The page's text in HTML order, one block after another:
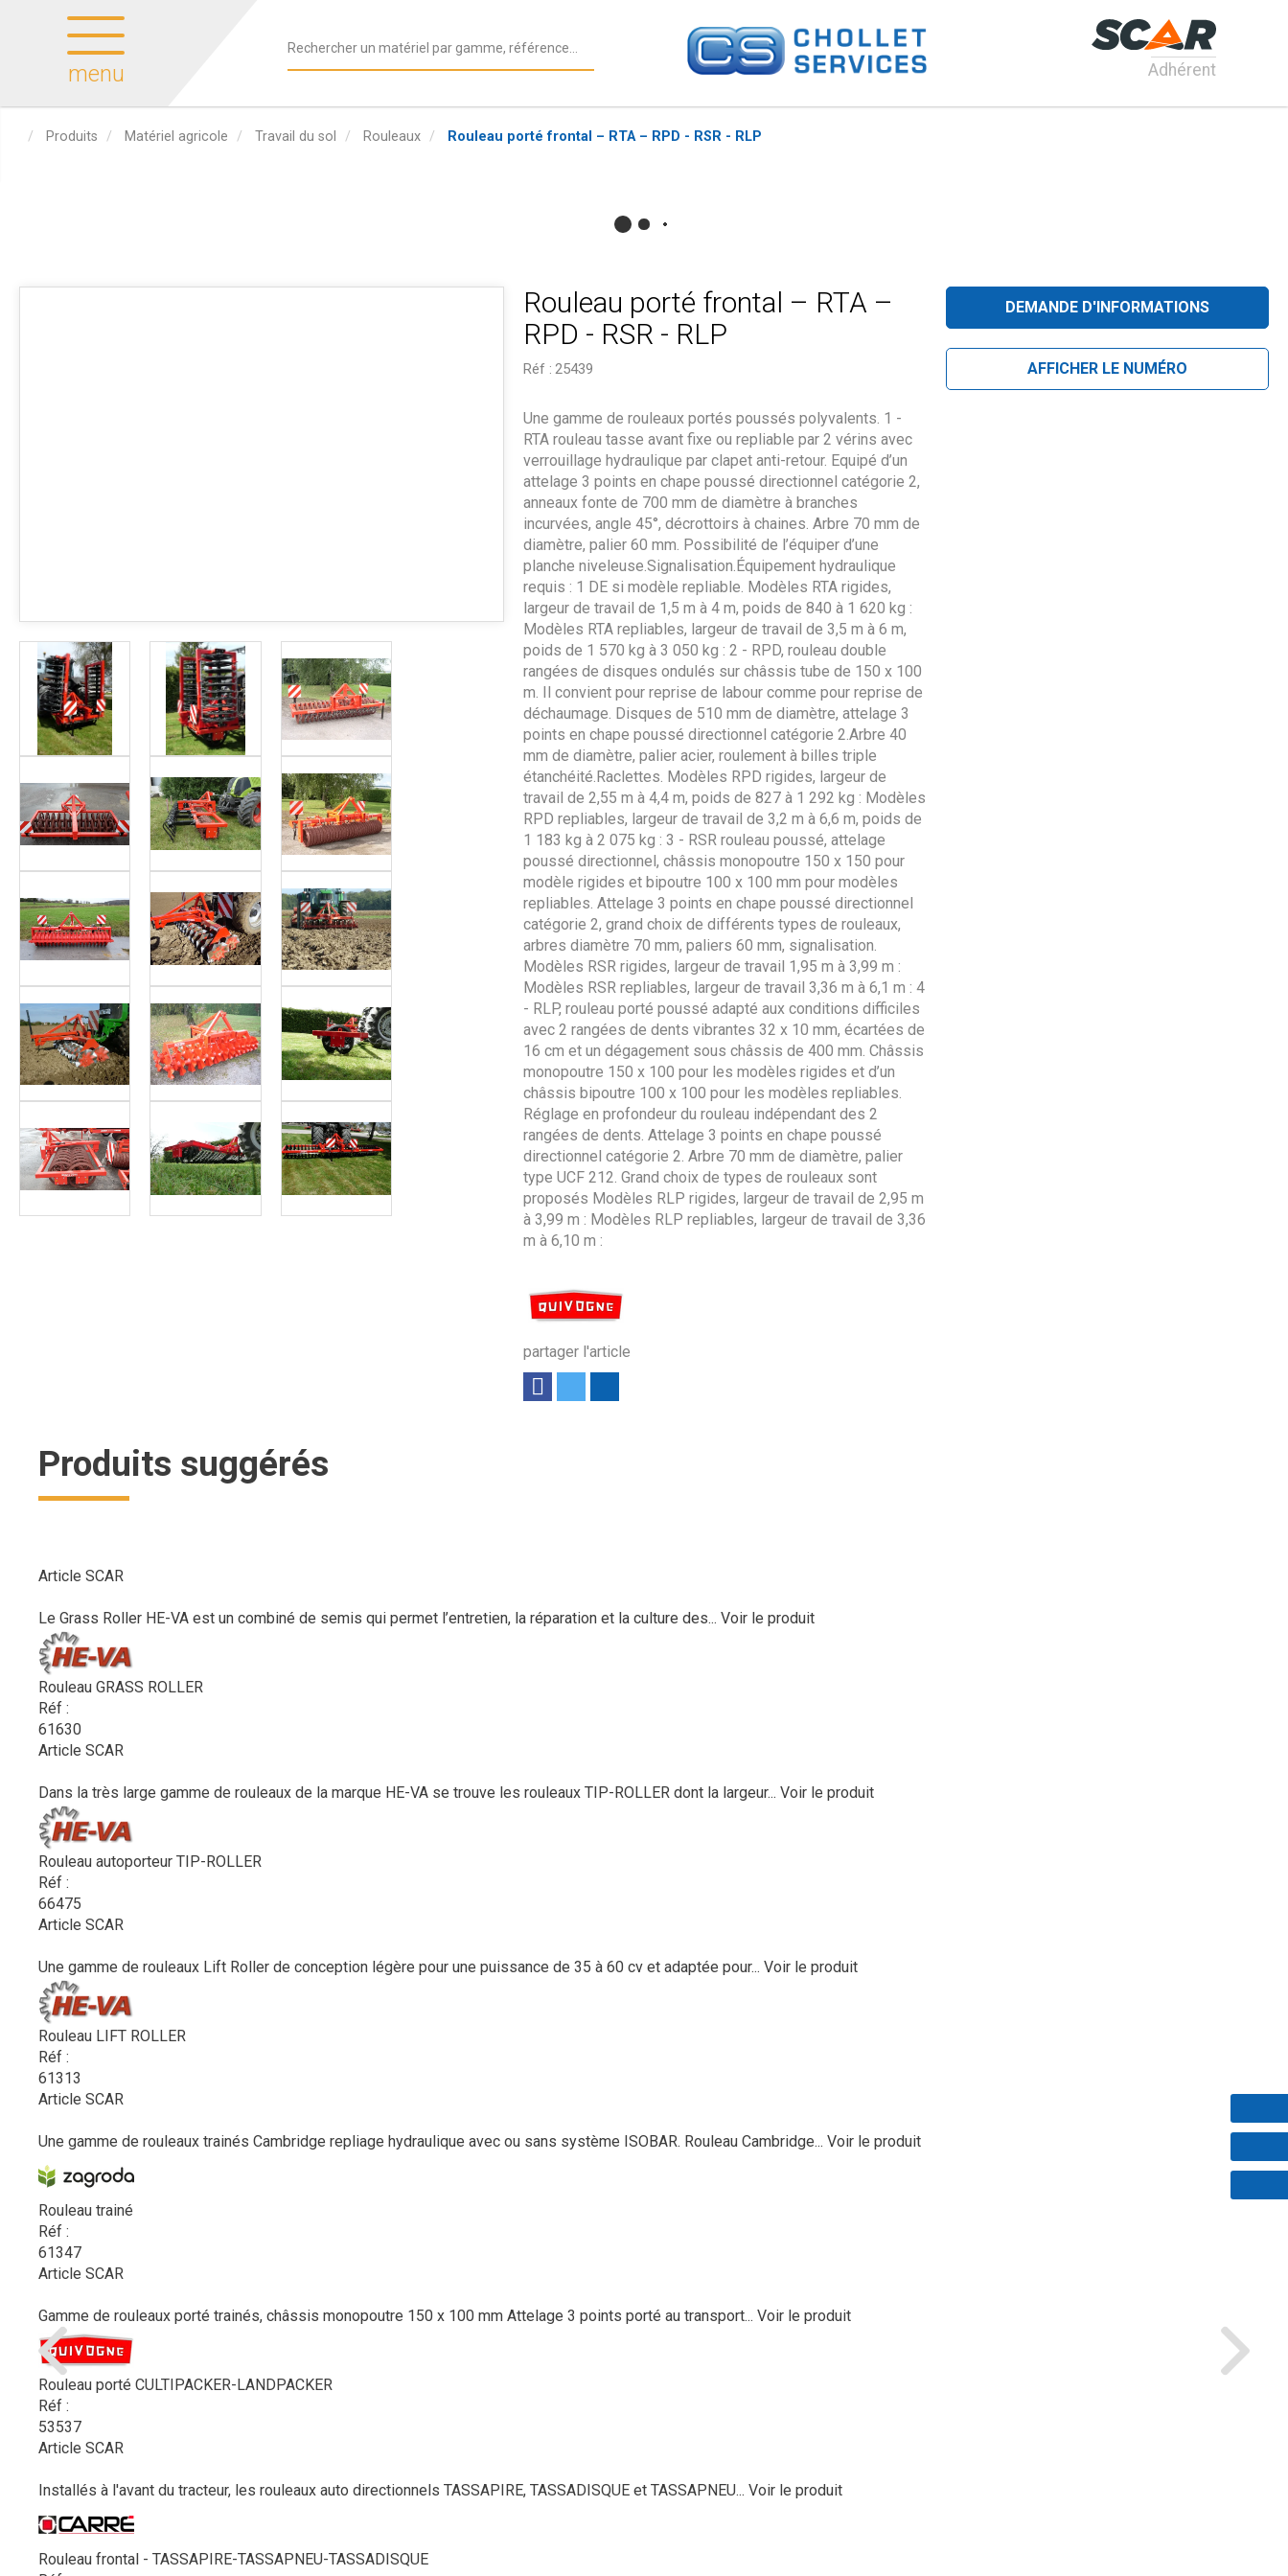
menu Adhérent
Produits Matériel agricole Travail du sol Rouleaux Rouleau porté frontal – RTA – RPD - RSR - RLP
Rouleau porté frontal – RTA –
RPD - RSR - RLP
Réf : 25439
partager l'article
Une gamme de rouleaux portés poussés polyvalents. 1 -
RTA rouleau tasse avant fixe ou repliable par 2 vérins avec
verrouillage hydraulique par clapet anti-retour. Equipé d’un
attelage 3 points en chape poussé directionnel catégorie 2,
anneaux fonte de 700 mm de diamètre à branches
incurvées, angle 45°, décrottoirs à chaines. Arbre 70 mm de
diamètre, palier 60 mm. Possibilité de l’équiper d’une
planche niveleuse.Signalisation.Équipement hydraulique
requis : 1 DE si modèle repliable. Modèles RTA rigides,
largeur de travail de 1,5 m à 4 m, poids de 840 à 1 620 kg :
Modèles RTA repliables, largeur de travail de 3,5 m à 6 m,
poids de 1 570 kg à 3 050 kg : 2 - RPD, rouleau double
rangées de disques ondulés sur châssis tube de 150 x 100
m. Il convient pour reprise de labour comme pour reprise de
déchaumage. Disques de 510 mm de diamètre, attelage 3
points en chape poussé directionnel catégorie 2.Arbre 40
mm de diamètre, palier acier, roulement à billes triple
étanchéité.Raclettes. Modèles RPD rigides, largeur de
travail de 2,55 m à 4,4 m, poids de 827 à 1 292 kg : Modèles
RPD repliables, largeur de travail de 3,2 m à 6,6 m, poids de
1 183 kg à 2 075 kg : 3 - RSR rouleau poussé, attelage
poussé directionnel, châssis monopoutre 150 x 150 pour
modèle rigides et bipoutre 100 x 100 mm pour modèles
repliables. Attelage 3 points en chape poussé directionnel
catégorie 2, grand choix de différents types de rouleaux,
arbres diamètre 70 mm, paliers 60 mm, signalisation.
Modèles RSR rigides, largeur de travail 1,95 m à 3,99 m :
Modèles RSR repliables, largeur de travail 3,36 m à 6,1 m : 4
- RLP, rouleau porté poussé adapté aux conditions difficiles
avec 2 rangées de dents vibrantes 32 x 10 mm, écartées de
16 cm et un dégagement sous châssis de 400 mm. Châssis
monopoutre 150 x 100 pour les modèles rigides et d’un
châssis bipoutre 100 x 100 pour les modèles repliables.
Réglage en profondeur du rouleau indépendant des 2
rangées de dents. Attelage 3 points en chape poussé
directionnel catégorie 2. Arbre 70 mm de diamètre, palier
type UCF 212. Grand choix de types de rouleaux sont
proposés Modèles RLP rigides, largeur de travail de 2,95 m
à 3,99 m : Modèles RLP repliables, largeur de travail de 3,36
m à 6,10 m :
DEMANDE D'INFORMATIONS
AFFICHER LE NUMÉRO
Produits suggérés
Article SCAR
Le Grass Roller HE-VA est un combiné de semis qui permet l’entretien, la réparation et la culture des... Voir le produit
Rouleau GRASS ROLLER
Réf :
61630
Article SCAR
Dans la très large gamme de rouleaux de la marque HE-VA se trouve les rouleaux TIP-ROLLER dont la largeur... Voir le produit
Rouleau autoporteur TIP-ROLLER
Réf :
66475
Article SCAR
Une gamme de rouleaux Lift Roller de conception légère pour une puissance de 35 à 60 cv et adaptée pour... Voir le produit
Rouleau LIFT ROLLER
Réf :
61313
Article SCAR
Une gamme de rouleaux trainés Cambridge repliage hydraulique avec ou sans système ISOBAR. Rouleau Cambridge... Voir le produit
Rouleau trainé
Réf :
61347
Article SCAR
Gamme de rouleaux porté trainés, châssis monopoutre 150 x 100 mm Attelage 3 points porté au transport... Voir le produit
Rouleau porté CULTIPACKER-LANDPACKER
Réf :
53537
Article SCAR
Installés à l'avant du tracteur, les rouleaux auto directionnels TASSAPIRE, TASSADISQUE et TASSAPNEU... Voir le produit
Rouleau frontal - TASSAPIRE-TASSAPNEU-TASSADISQUE